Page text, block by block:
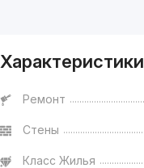
Характеристики
Ремонт
Стены
Класс Жилья